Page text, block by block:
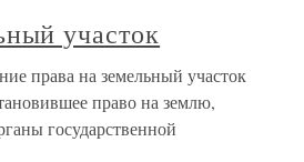
участок
права на земельный участок
право на землю,
государственной